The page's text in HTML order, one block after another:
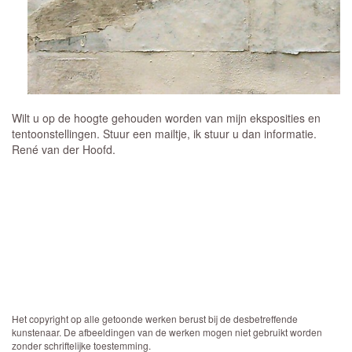
Wilt u op de hoogte gehouden worden van mijn eksposities en
tentoonstellingen. Stuur een mailtje, ik stuur u dan informatie.
René van der Hoofd.
Het copyright op alle getoonde werken berust bij de desbetreffende
kunstenaar. De afbeeldingen van de werken mogen niet gebruikt worden
zonder schriftelijke toestemming.